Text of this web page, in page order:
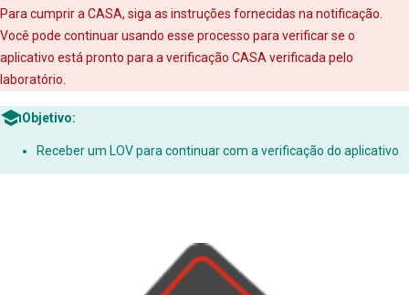
Para cumprir a CASA, siga as instruções fornecidas na notificação.
Você pode continuar usando esse processo para verificar se o
aplicativo está pronto para a verificação CASA verificada pelo
laboratório.
Objetivo:
Receber um LOV para continuar com a verificação do aplicativo